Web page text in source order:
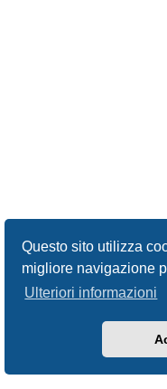
Questo sito utilizza
migliore navigazione
Ulteriori informazioni